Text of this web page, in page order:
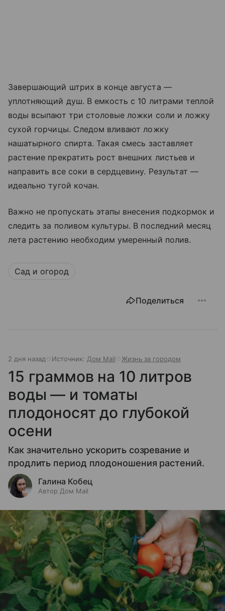
Завершающий штрих в конце августа —
уплотняющий душ. В емкость с 10 литрами теплой
воды всыпают три столовые ложки соли и ложку
сухой горчицы. Следом вливают ложку
нашатырного спирта. Такая смесь заставляет
растение прекратить рост внешних листьев и
направить все соки в сердцевину. Результат —
идеально тугой кочан.
Важно не пропускать этапы внесения подкормок и
следить за поливом культуры. В последний месяц
лета растению необходим умеренный полив.
Сад и огород
Поделиться
2 дня назад Источник: Дом Mail Жизнь за городом
15 граммов на 10 литров
воды — и томаты
плодоносят до глубокой
осени
Как значительно ускорить созревание и
продлить период плодоношения растений.
Галина Кобец
Автор Дом Mail